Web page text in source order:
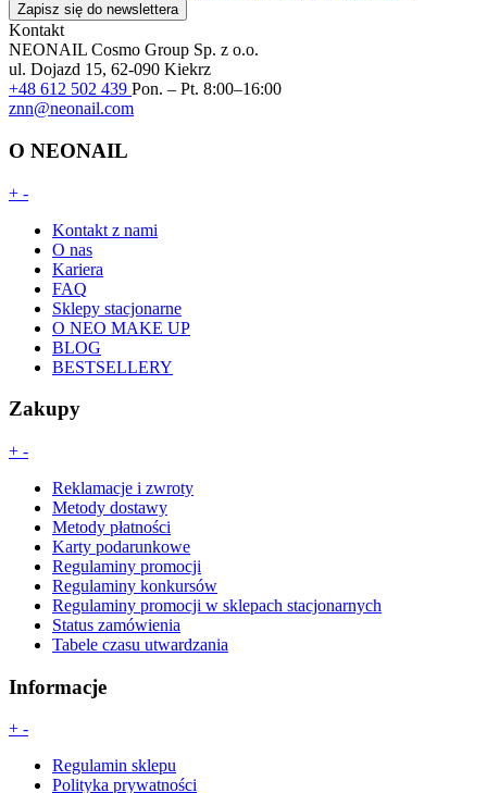
Zapisz się do newslettera
Kontakt
NEONAIL Cosmo Group Sp. z o.o.
ul. Dojazd 15, 62-090 Kiekrz
+48 612 502 439 Pon. – Pt. 8:00–16:00
znn@neonail.com
O NEONAIL
+ -
Kontakt z nami
O nas
Kariera
FAQ
Sklepy stacjonarne
O NEO MAKE UP
BLOG
BESTSELLERY
Zakupy
+ -
Reklamacje i zwroty
Metody dostawy
Metody płatności
Karty podarunkowe
Regulaminy promocji
Regulaminy konkursów
Regulaminy promocji w sklepach stacjonarnych
Status zamówienia
Tabele czasu utwardzania
Informacje
+ -
Regulamin sklepu
Polityka prywatności